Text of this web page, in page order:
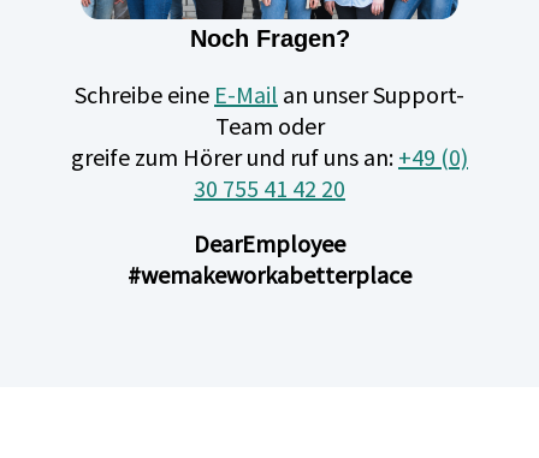
Noch Fragen?
Schreibe eine E-Mail an unser Support-
Team oder
greife zum Hörer und ruf uns an: +49 (0)
30 755 41 42 20
DearEmployee
#wemakeworkabetterplace